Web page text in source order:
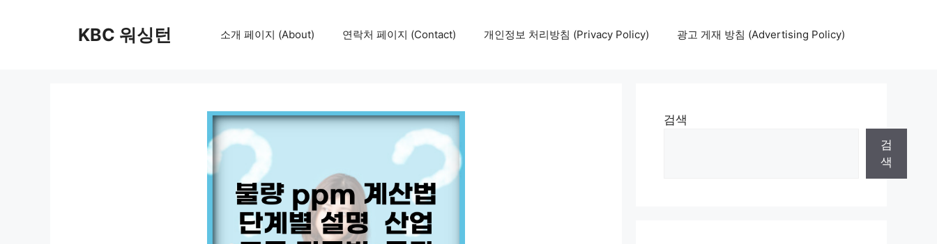
KBC 워싱턴 소개 페이지 (About) 연락처 페이지 (Contact) 개인정보 처리방침 (Privacy Policy) 광고 게재 방침 (Advertising Policy)
검색
검
색